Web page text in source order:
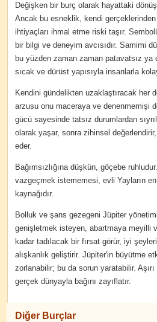
Değişken bir burç olarak hayattaki
Ancak bu esneklik, kendi
ihtiyaçları ihmal etme riski taşır.
bir bilgi ve deneyim avcısıdır. Samimi
bu yüzden zaman zaman patavatsız ya
sıcak ve dürüst yapısıyla insanlarla
Kendini gündelikten uzaklaştıracak her
arzusu onu maceraya ve denenmemişi
gücü sayesinde tatsız durumlardan
olarak yaşar, sonra zihinsel
eder.
Bağımsızlığına düşkün, göçebe
vazgeçmek istememesi, evli Yayların en
kaynağıdır.
Bolluk ve şans gezegeni Jüpiter
genişletmek isteyen, abartmaya meyilli
kadar tadılacak bir fırsat görür, iyi
alışkanlık geliştirir. Jüpiter'in büyütme
zorlanabilir; bu da sorun yaratabilir.
gerçek dünyayla bağını zayıflatır.
Diğer Burçlar